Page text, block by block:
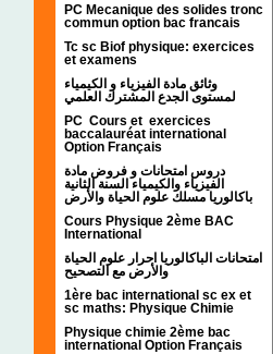
PC Mecanique des solides tronc
commun option bac francais
Tc sc Biof physique: exercices
et examens
وثائق مادة الفيزياء و الكيمياء
PC Cours et exercices
baccalauréat international
Option Français
دروس امتحانات و فروض مادة
الفيزياء والكيمياء السنة الثانية
باكالوريا مسلك علوم الحياة والأرض
Cours Physique 2ème BAC
International
امتحانات الباكالوريا احرار علوم الحياة
والأرض مع التصحيح
1ère bac international sc ex et
sc maths: Physique Chimie
Physique chimie 2ème bac
international Option Français